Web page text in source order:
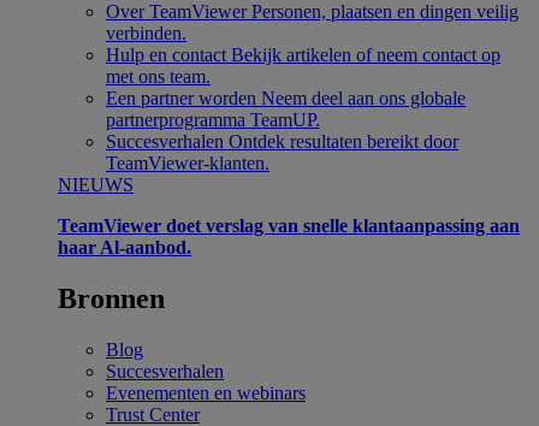
Over TeamViewer Personen, plaatsen en dingen veilig
verbinden.
Hulp en contact Bekijk artikelen of neem contact op
met ons team.
Een partner worden Neem deel aan ons globale
partnerprogramma TeamUP.
Succesverhalen Ontdek resultaten bereikt door
TeamViewer-klanten.
NIEUWS
TeamViewer doet verslag van snelle klantaanpassing aan
haar Al-aanbod.
Bronnen
Blog
Succesverhalen
Evenementen en webinars
Trust Center